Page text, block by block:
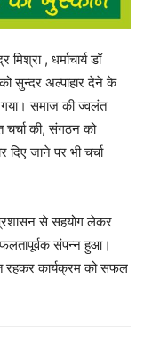
, धर्माचार्य डॉ
सुन्दर अल्पाहार देने के
गया। समाज की ज्वलंत
की, संगठन को
जाने पर भी चर्चा
प्रशासन से सहयोग लेकर
संपन्न हुआ।
रहकर कार्यक्रम को सफल